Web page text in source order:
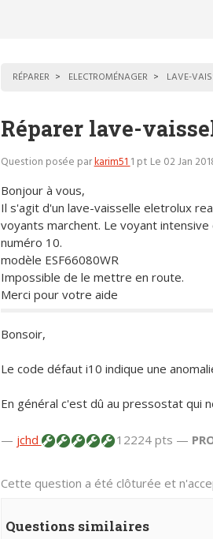
RÉPARER ELECTROMÉNAGER LAVE-
Réparer lave-
Question posée parkarim511 pt Le 02 Jan
Bonjour à vous,
Il s'agit d'un lave-vaisselle eletrolux
voyants marchent. Le voyant intensive
numéro 10.
modèle ESF66080WR
Impossible de le mettre en route.
Merci pour votre aide
Bonsoir,
Le code défaut i10 indique une
En général c'est dû au pressostat qui
— jchd 12224 pts —
Cette question a été clôturée et
Questions similaires